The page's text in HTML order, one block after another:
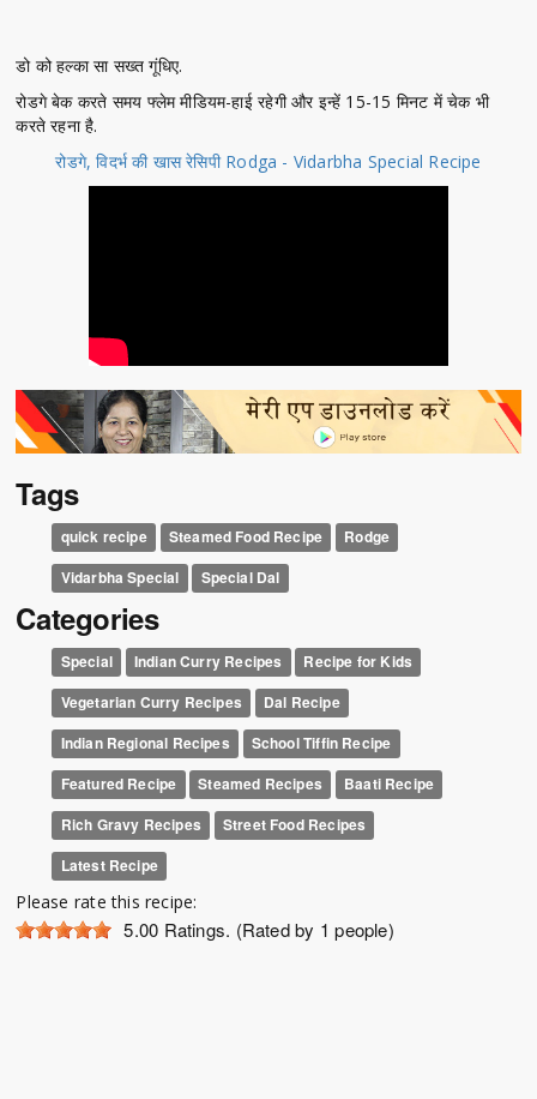
डो को हल्का सा सख्त गूंधिए.
रोडगे बेक करते समय फ्लेम मीडियम-हाई रहेगी और इन्हें 15-15 मिनट में चेक भी
करते रहना है.
रोडगे, विदर्भ की खास रेसिपी Rodga - Vidarbha Special Recipe
Tags
quick recipe Steamed Food Recipe
Rodge
Vidarbha Special
Special Dal
Categories
Special Indian Curry Recipes
Recipe for Kids
Vegetarian Curry Recipes
Dal Recipe
Indian Regional Recipes
School Tiffin Recipe
Featured Recipe
Steamed Recipes
Baati Recipe
Rich Gravy Recipes
Street Food Recipes
Latest Recipe
Please rate this recipe:
5.00 Ratings. (Rated by 1 people)